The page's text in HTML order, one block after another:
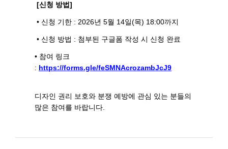
[신청 방법]
• 신청 기한 : 2026년 5월 14일(목) 18:00까지
• 신청 방법 : 첨부된 구글폼 작성 시 신청 완료
• 참여 링크
: https://forms.gle/feSMNAcrozambJcJ9
디자인 권리 보호와 분쟁 예방에 관심 있는 분들의
많은 참여를 바랍니다.